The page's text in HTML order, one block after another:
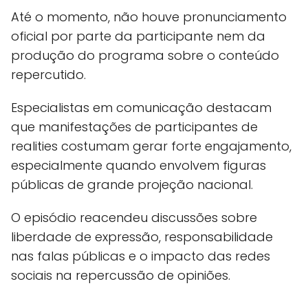
Até o momento, não houve pronunciamento
oficial por parte da participante nem da
produção do programa sobre o conteúdo
repercutido.
Especialistas em comunicação destacam
que manifestações de participantes de
realities costumam gerar forte engajamento,
especialmente quando envolvem figuras
públicas de grande projeção nacional.
O episódio reacendeu discussões sobre
liberdade de expressão, responsabilidade
nas falas públicas e o impacto das redes
sociais na repercussão de opiniões.